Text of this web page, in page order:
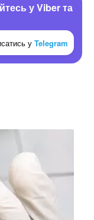
у Viber та
у Telegram